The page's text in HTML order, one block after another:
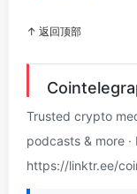
↑ 返回顶部
Trusted crypto
podcasts & more ·
https://linktr.ee/